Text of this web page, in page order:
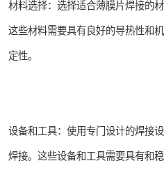
材料选择：选择适合薄膜片焊接的
这些材料需要具有良好的导热性和
定性。
设备和工具：使用专门设计的焊接
焊接。这些设备和工具需要具有和